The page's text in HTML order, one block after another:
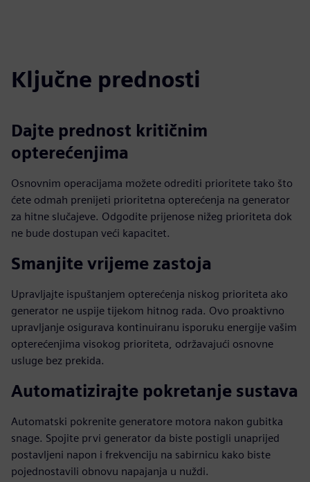
Ključne prednosti
Dajte prednost kritičnim
opterećenjima
Osnovnim operacijama možete odrediti prioritete tako što
ćete odmah prenijeti prioritetna opterećenja na generator
za hitne slučajeve. Odgodite prijenose nižeg prioriteta dok
ne bude dostupan veći kapacitet.
Smanjite vrijeme zastoja
Upravljajte ispuštanjem opterećenja niskog prioriteta ako
generator ne uspije tijekom hitnog rada. Ovo proaktivno
upravljanje osigurava kontinuiranu isporuku energije vašim
opterećenjima visokog prioriteta, održavajući osnovne
usluge bez prekida.
Automatizirajte pokretanje sustava
Automatski pokrenite generatore motora nakon gubitka
snage. Spojite prvi generator da biste postigli unaprijed
postavljeni napon i frekvenciju na sabirnicu kako biste
pojednostavili obnovu napajanja u nuždi.